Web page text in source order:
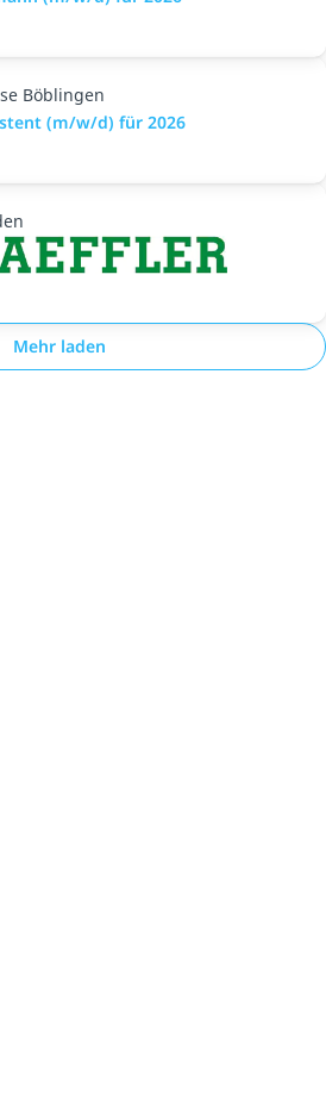
Böblingen
(m/w/d) für 2026
Mehr laden